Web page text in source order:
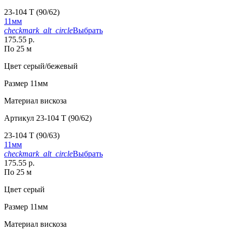
23-104 T (90/62)
11мм
checkmark_alt_circleВыбрать
175.55 р.
По 25 м
Цвет серый/бежевый
Размер 11мм
Материал вискоза
Артикул 23-104 T (90/62)
23-104 T (90/63)
11мм
checkmark_alt_circleВыбрать
175.55 р.
По 25 м
Цвет серый
Размер 11мм
Материал вискоза